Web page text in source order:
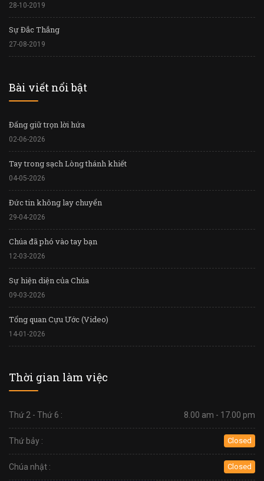
28-10-2019
Sự Đắc Thắng
27-08-2019
Bài viết nổi bật
Đấng giữ trọn lời hứa
02-06-2026
Tay trong sạch Lòng thánh khiết
04-05-2026
Đức tin không lay chuyển
29-04-2026
Chúa đã phó vào tay bạn
12-03-2026
Sự hiện diện của Chúa
09-03-2026
Tổng quan Cựu Ước (Video)
14-01-2026
Thời gian làm việc
Thứ 2 - Thứ 6 : 8.00 am - 17.00 pm
Thứ bảy : Closed
Chúa nhật : Closed